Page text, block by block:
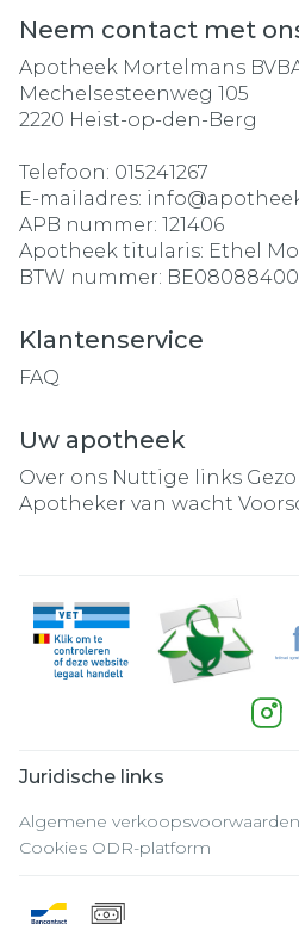
Neem contact met
Apotheek Mortelmans
Mechelsesteenweg 105
2220 Heist-op-den-Berg
Telefoon: 015241267
E-mailadres: info@
APB nummer: 121406
Apotheek titularis: Ethel
BTW nummer:
Klantenservice
FAQ
Uw apotheek
Over ons Nuttige links
Apotheker van wacht
Juridische links
Algemene verkoopsvoorwaarden
Cookies ODR-platform